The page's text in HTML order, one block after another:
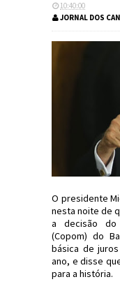
10:40:00
JORNAL DOS
O presidente
nesta noite de
a decisão do
(Copom) do
básica de
ano, e disse
para a história.